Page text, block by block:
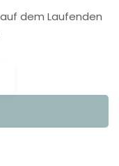
dem Laufenden